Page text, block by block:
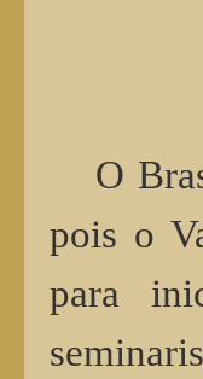
O
pois o
para